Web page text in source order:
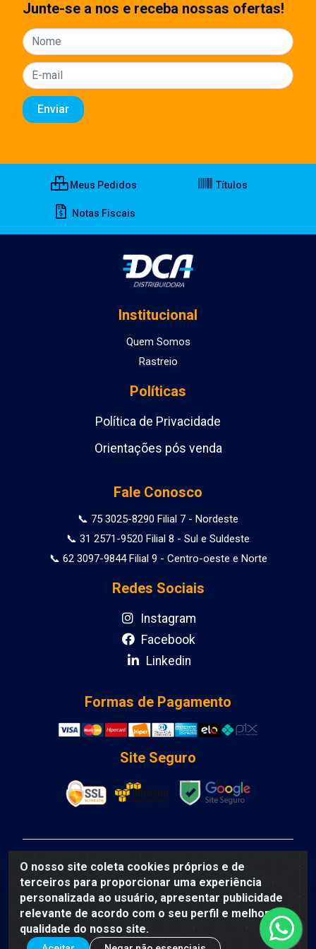
O nosso site coleta cookies próprios e de
terceiros para proporcionar uma experiência
personalizada ao usuário, apresentar publicidade
relevante de acordo com o seu perfil e melhorar a
qualidade do nosso site.
Junte-se a nos e receba nossas ofertas!
Meus Pedidos Títulos
Notas Fiscais
Institucional
Quem Somos
Rastreio
Políticas
Política de Privacidade
Orientações pós venda
Fale Conosco
📞 75 3025-8290 Filial 7 - Nordeste
📞 31 2571-9520 Filial 8 - Sul e Suldeste
📞 62 3097-9844 Filial 9 - Centro-oeste e Norte
Redes Sociais
Instagram
Facebook
Linkedin
Formas de Pagamento
Site Seguro
DCA DISTRIBUIDORA DE COSMETICOS LTDA - AV
DEPUTADO LUIS EDUARDO MAGALHAES, Humildes,
Feira de Santana/BA - CEP 44135-000 - CNPJ:
31.912.909/0001-40